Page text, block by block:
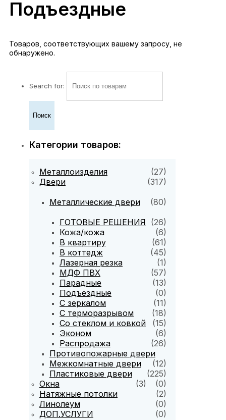
Подъездные
Товаров, соответствующих вашему запросу, не
обнаружено.
Search for:
Категории товаров:
Металлоизделия
(27)
Двери
(317)
Металлические двери
(80)
ГОТОВЫЕ РЕШЕНИЯ (26)
Кожа/кожа
(6)
В квартиру
(61)
В коттедж
(45)
Лазерная резка
(1)
МДФ ПВХ
(57)
Парадные
(13)
Подъездные
(0)
С зеркалом
(11)
С терморазрывом
(18)
Со стеклом и ковкой
(15)
Эконом
(6)
Распродажа
(26)
Противопожарные двери
(12)
Межкомнатные двери
(225)
Пластиковые двери
(0)
Окна
(3)
Натяжные потолки
(2)
Линолеум
(0)
ДОП.УСЛУГИ
(0)